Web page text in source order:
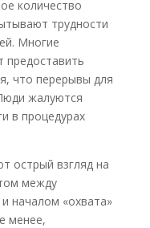
количество
трудности
Многие
что перерывы для
жалуются
в процедурах
острый взгляд на
между
началом «охвата»
менее,